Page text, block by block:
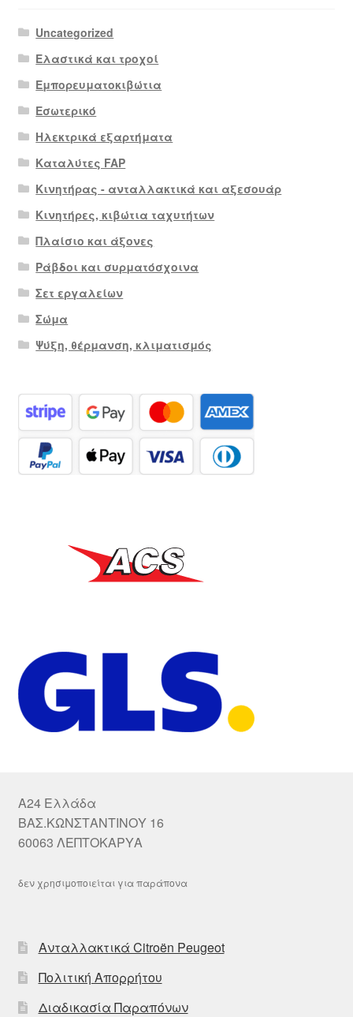
Uncategorized
Ελαστικά και τροχοί
Εμπορευματοκιβώτια
Εσωτερικό
Ηλεκτρικά εξαρτήματα
Καταλύτες FAP
Κινητήρας - ανταλλακτικά και αξεσουάρ
Κινητήρες, κιβώτια ταχυτήτων
Πλαίσιο και άξονες
Ράβδοι και συρματόσχοινα
Σετ εργαλείων
Σώμα
Ψύξη, θέρμανση, κλιματισμός
A24 Ελλάδα
ΒΑΣ.ΚΩΝΣΤΑΝΤΙΝΟΥ 16
60063 ΛΕΠΤΟΚΑΡΥΑ
δεν χρησιμοποιείται για παράπονα
Ανταλλακτικά Citroën Peugeot
Πολιτική Απορρήτου
Διαδικασία Παραπόνων